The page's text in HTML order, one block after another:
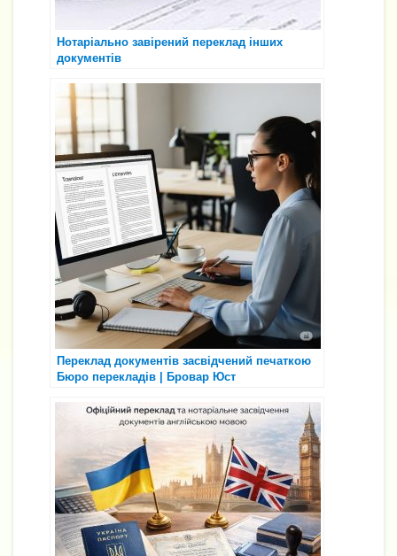
Нотаріально завірений переклад інших
документів
Переклад документів засвідчений печаткою
Бюро перекладів | Бровар Юст